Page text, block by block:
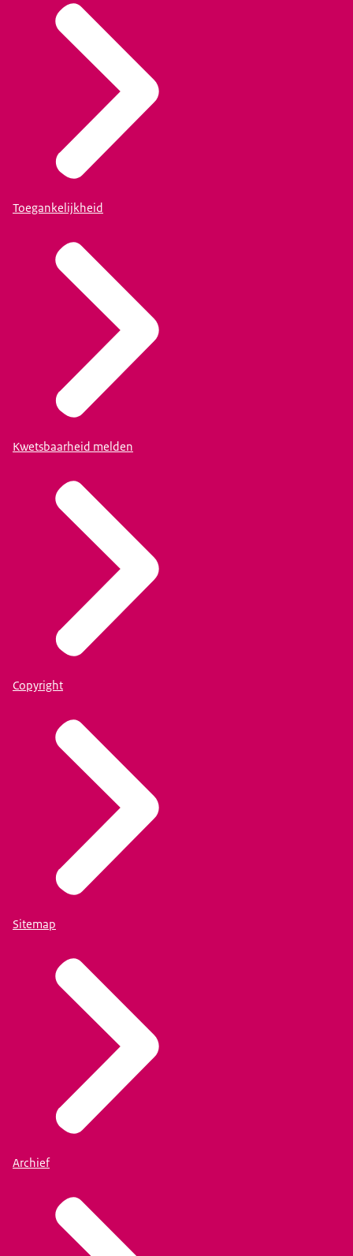
Toegankelijkheid
Kwetsbaarheid melden
Copyright
Sitemap
Archief